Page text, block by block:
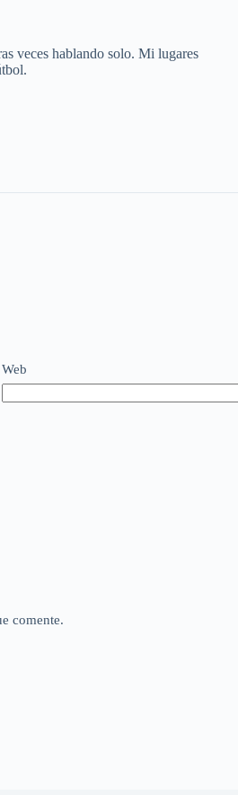
veces hablando solo. Mi lugares
Web
comente.